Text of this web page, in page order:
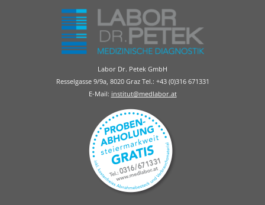
Labor Dr. Petek GmbH
Resselgasse 9/9a, 8020 Graz Tel.: +43 (0)316 671331
E-Mail: institut@medlabor.at